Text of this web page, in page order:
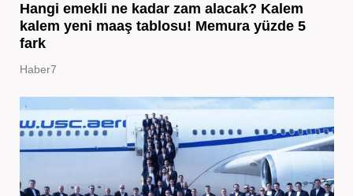
Hangi emekli ne kadar zam alacak? Kalem
kalem yeni maaş tablosu! Memura yüzde 5
fark
Haber7